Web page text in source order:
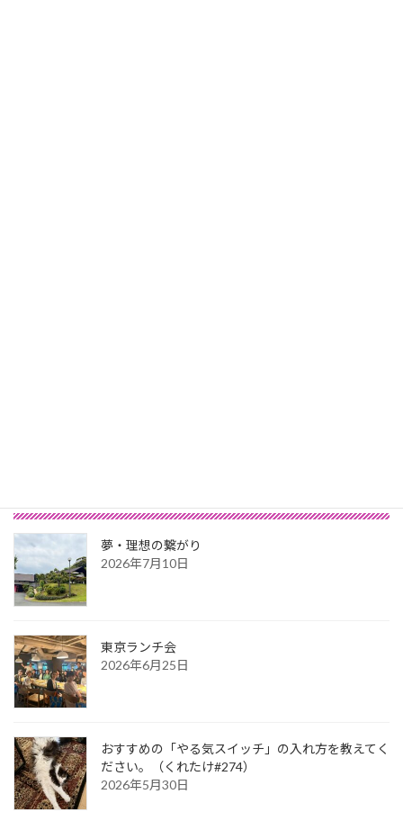
夢・理想の繋がり
2026年7月10日
東京ランチ会
2026年6月25日
おすすめの「やる気スイッチ」の入れ方を教えてく
ださい。（くれたけ#274）
2026年5月30日